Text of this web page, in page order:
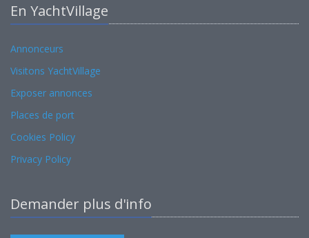
En YachtVillage
Annonceurs
Visitons YachtVillage
Exposer annonces
Places de port
Cookies Policy
Privacy Policy
Demander plus d'info